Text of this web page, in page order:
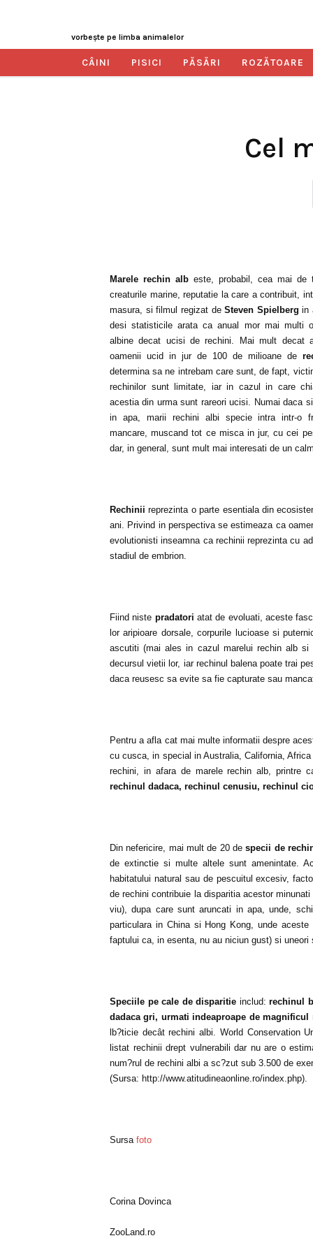
vorbeşte pe limba animalelor
CÂINI PISICI PĂSĂRI ROZĂTOARE
Cel
Marele rechin alb este, probabil, cea mai de
creaturile marine, reputatie la care a contribuit,
masura, si filmul regizat deSteven Spielbergin
desi statisticile arata ca anual mor mai multi
albine decat ucisi de rechini. Mai mult decat
oamenii ucid in jur de 100 de milioane de
determina sa ne intrebam care sunt, de fapt,
rechinilor sunt limitate, iar in cazul in care
acestia din urma sunt rareori ucisi. Numai daca
in apa, marii rechini albi specie intra intr-o
mancare, muscand tot ce misca in jur, cu cei
dar, in general, sunt mult mai interesati de un
Rechiniireprezinta o parte esentiala din
ani. Privind in perspectiva se estimeaza ca
evolutionisti inseamna ca rechinii reprezinta cu
stadiul de embrion.
Fiind niste pradatori atat de evoluati, aceste
lor aripioare dorsale, corpurile lucioase si
ascutiti (mai ales in cazul marelui rechin alb
decursul vietii lor, iar rechinul balena poate trai
daca reusesc sa evite sa fie capturate sau
Pentru a afla cat mai multe informatii despre
cu cusca, in special in Australia, California,
rechini, in afara de marele rechin alb, printre
rechinul dadaca, rechinul cenusiu, rechinul
Din nefericire, mai mult de 20 despecii de
de extinctie si multe altele sunt amenintate.
habitatului natural sau de pescuitul excesiv,
de rechini contribuie la disparitia acestor
viu), dupa care sunt aruncati in apa, unde,
particulara in China si Hong Kong, unde
faptului ca, in esenta, nu au niciun gust) si
Speciile pe cale de disparitie includ:rechinul
dadaca gri, urmati indeaproape de magnificul
lb?ticie decât rechini albi. World Conservation
listat rechinii drept vulnerabili dar nu are o
num?rul de rechini albi a sc?zut sub 3.500 de
(Sursa: http://www.atitudineaonline.ro/index.php).
Sursa foto
Corina Dovinca
ZooLand.ro